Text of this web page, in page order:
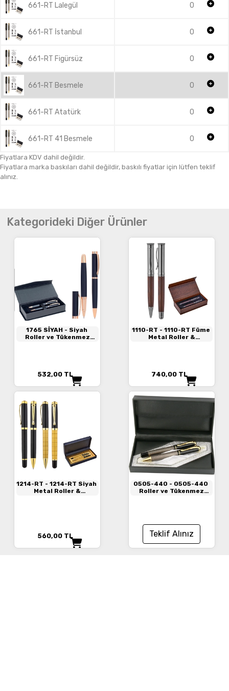
661-RT Lalegül 0
661-RT İstanbul 0
661-RT Figürsüz 0
661-RT Besmele 0
661-RT Atatürk 0
661-RT 41 Besmele 0
Fiyatlara KDV dahil değildir.
Fiyatlara marka baskıları dahil değildir, baskılı fiyatlar için lütfen teklif
alınız.
Kategorideki Diğer Ürünler
1765 SİYAH - Siyah
Roller ve Tükenmez
532,00 TL
1110-RT - 1110-RT Füme
Metal Roller &
740,00 TL
1214-RT - 1214-RT Siyah
Metal Roller &
560,00 TL
0505-440 - 0505-440
Roller ve Tükenmez
Teklif Alınız